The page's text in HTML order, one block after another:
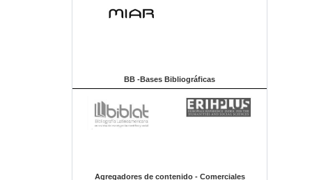
BB -Bases Bibliográficas
Agregadores de contenido - Comerciales